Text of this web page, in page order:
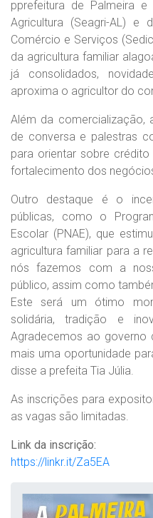
pprefeitura de Palmeira
Agricultura (Seagri-AL) e
Comércio e Serviços
da agricultura familiar
já consolidados,
aproxima o agricultor do
Além da comercialização,
de conversa e palestras
para orientar sobre
fortalecimento dos
Outro destaque é o
públicas, como o
Escolar (PNAE), que
agricultura familiar para a
nós fazemos com a
público, assim como
Este será um ótimo
solidária, tradição e
Agradecemos ao
mais uma oportunidade
disse a prefeita Tia Júlia.
As inscrições para
as vagas são limitadas.
Link da inscrição:
https://linkr.it/Za5EA